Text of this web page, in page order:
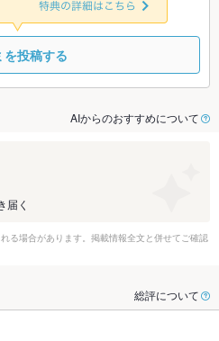
を投稿する
AIからのおすすめについて
届く
る場合があります。掲載情報全文と併せてご確認
総評について